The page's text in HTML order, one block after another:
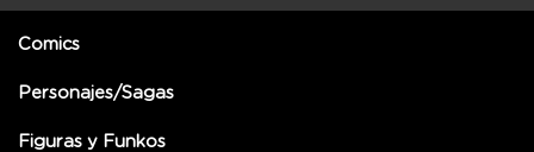
Comics
Personajes/Sagas
Figuras y Funkos